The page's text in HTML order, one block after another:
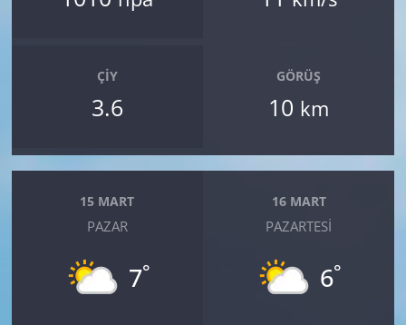
ÇIY
3.6
GÖRÜŞ
10 km
15 MART
PAZAR
7°
16 MART
PAZARTESI
6°